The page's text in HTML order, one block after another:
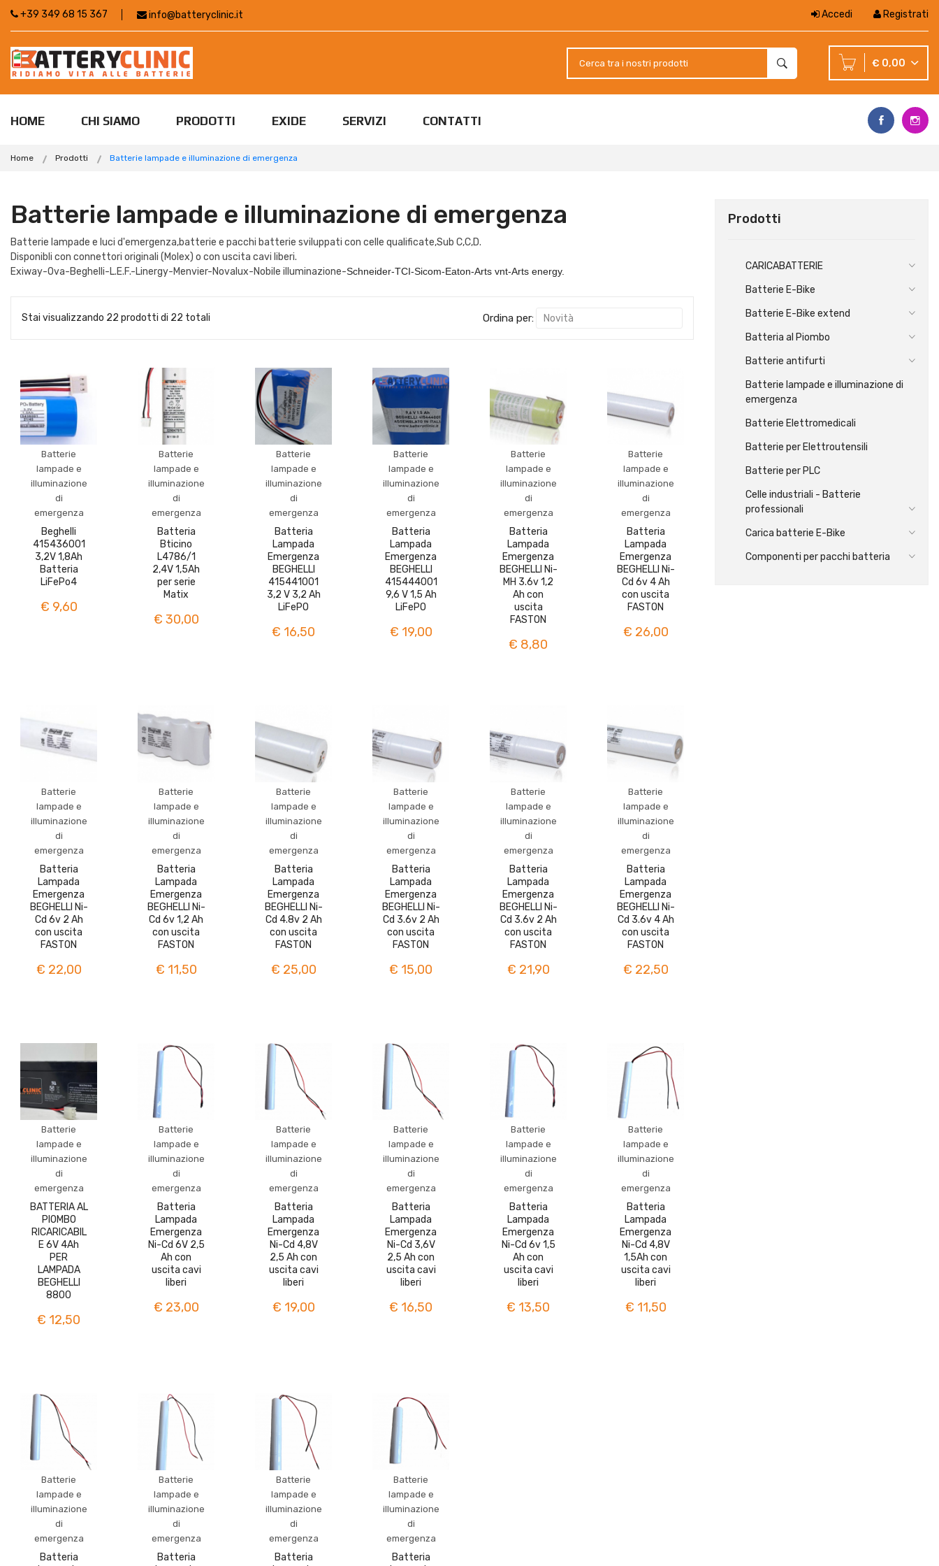
+39 349 68 15 367 info@batteryclinic.it Accedi Registrati
€ 0,00
HOME CHI SIAMO PRODOTTI EXIDE SERVIZI CONTATTI
Home Prodotti Batterie lampade e illuminazione di emergenza
Batterie lampade e illuminazione di emergenza
Batterie lampade e luci d'emergenza,batterie e pacchi batterie sviluppati con celle qualificate,Sub C,C,D.
Disponibli con connettori originali (Molex) o con uscita cavi liberi.
Exiway-Ova-Beghelli-L.E.F.-Linergy-Menvier-Novalux-Nobile illuminazione-Schneider-TCI-Sicom-Eaton-Arts vnt-Arts energy.
Stai visualizzando 22 prodotti di 22 totali Ordina per:
Batterie
lampade e
illuminazione
di
emergenza
Beghelli
415436001
3,2V 1,8Ah
Batteria
LiFePo4
€ 9,60
Batterie
lampade e
illuminazione
di
emergenza
Batteria
Bticino
L4786/1
2,4V 1,5Ah
per serie
Matix
€ 30,00
Batterie
lampade e
illuminazione
di
emergenza
Batteria
Lampada
Emergenza
BEGHELLI
415441001
3,2 V 3,2 Ah
LiFePO
€ 16,50
Batterie
lampade e
illuminazione
di
emergenza
Batteria
Lampada
Emergenza
BEGHELLI
415444001
9,6 V 1,5 Ah
LiFePO
€ 19,00
Batterie
lampade e
illuminazione
di
emergenza
Batteria
Lampada
Emergenza
BEGHELLI Ni-
MH 3.6v 1,2
Ah con
uscita
FASTON
€ 8,80
Batterie
lampade e
illuminazione
di
emergenza
Batteria
Lampada
Emergenza
BEGHELLI Ni-
Cd 6v 4 Ah
con uscita
FASTON
€ 26,00
Batterie
lampade e
illuminazione
di
emergenza
Batteria
Lampada
Emergenza
BEGHELLI Ni-
Cd 6v 2 Ah
con uscita
FASTON
€ 22,00
Batterie
lampade e
illuminazione
di
emergenza
Batteria
Lampada
Emergenza
BEGHELLI Ni-
Cd 6v 1,2 Ah
con uscita
FASTON
€ 11,50
Batterie
lampade e
illuminazione
di
emergenza
Batteria
Lampada
Emergenza
BEGHELLI Ni-
Cd 4.8v 2 Ah
con uscita
FASTON
€ 25,00
Batterie
lampade e
illuminazione
di
emergenza
Batteria
Lampada
Emergenza
BEGHELLI Ni-
Cd 3.6v 2 Ah
con uscita
FASTON
€ 15,00
Batterie
lampade e
illuminazione
di
emergenza
Batteria
Lampada
Emergenza
BEGHELLI Ni-
Cd 3.6v 2 Ah
con uscita
FASTON
€ 21,90
Batterie
lampade e
illuminazione
di
emergenza
Batteria
Lampada
Emergenza
BEGHELLI Ni-
Cd 3.6v 4 Ah
con uscita
FASTON
€ 22,50
Batterie
lampade e
illuminazione
di
emergenza
BATTERIA AL
PIOMBO
RICARICABIL
E 6V 4Ah
PER
LAMPADA
BEGHELLI
8800
€ 12,50
Batterie
lampade e
illuminazione
di
emergenza
Batteria
Lampada
Emergenza
Ni-Cd 6V 2,5
Ah con
uscita cavi
liberi
€ 23,00
Batterie
lampade e
illuminazione
di
emergenza
Batteria
Lampada
Emergenza
Ni-Cd 4,8V
2,5 Ah con
uscita cavi
liberi
€ 19,00
Batterie
lampade e
illuminazione
di
emergenza
Batteria
Lampada
Emergenza
Ni-Cd 3,6V
2,5 Ah con
uscita cavi
liberi
€ 16,50
Batterie
lampade e
illuminazione
di
emergenza
Batteria
Lampada
Emergenza
Ni-Cd 6v 1,5
Ah con
uscita cavi
liberi
€ 13,50
Batterie
lampade e
illuminazione
di
emergenza
Batteria
Lampada
Emergenza
Ni-Cd 4,8V
1,5Ah con
uscita cavi
liberi
€ 11,50
Batterie
lampade e
illuminazione
di
emergenza
Batteria
Batterie
lampade e
illuminazione
di
emergenza
Batteria
Batterie
lampade e
illuminazione
di
emergenza
Batteria
Batterie
lampade e
illuminazione
di
emergenza
Batteria
Prodotti
CARICABATTERIE
Batterie E-Bike
Batterie E-Bike extend
Batteria al Piombo
Batterie antifurti
Batterie lampade e illuminazione di
emergenza
Batterie Elettromedicali
Batterie per Elettroutensili
Batterie per PLC
Celle industriali - Batterie
professionali
Carica batterie E-Bike
Componenti per pacchi batteria